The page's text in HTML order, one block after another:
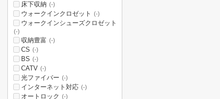
床下収納 (-)
ウォークインクロゼット (-)
ウォークインシューズクロゼット
(-)
収納豊富 (-)
CS (-)
BS (-)
CATV (-)
光ファイバー (-)
インターネット対応 (-)
オートロック (-)